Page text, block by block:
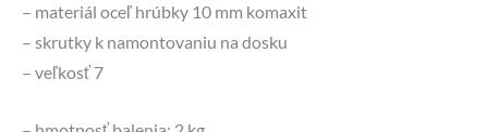
– materiál oceľ hrúbky 10 mm komaxit
– skrutky k namontovaniu na dosku
– veľkosť 7